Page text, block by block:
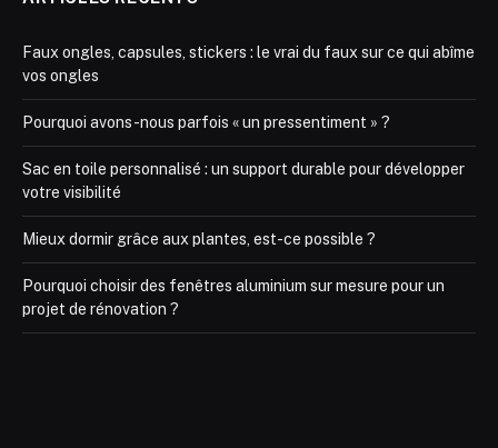
Faux ongles, capsules, stickers : le vrai du faux sur ce qui abîme
vos ongles
Pourquoi avons-nous parfois « un pressentiment » ?
Sac en toile personnalisé : un support durable pour développer
votre visibilité
Mieux dormir grâce aux plantes, est-ce possible ?
Pourquoi choisir des fenêtres aluminium sur mesure pour un
projet de rénovation ?